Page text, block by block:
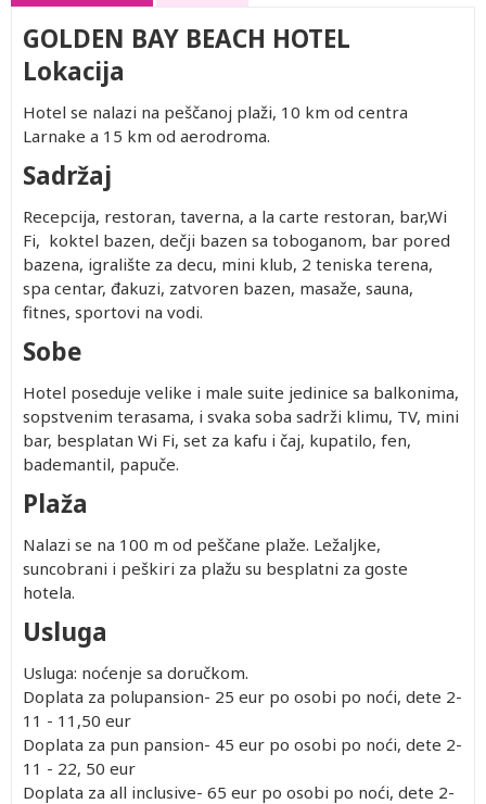
GOLDEN BAY BEACH HOTEL
Lokacija
Hotel se nalazi na peščanoj plaži, 10 km od centra
Larnake a 15 km od aerodroma.
Sadržaj
Recepcija, restoran, taverna, a la carte restoran, bar,Wi
Fi, koktel bazen, dečji bazen sa toboganom, bar pored
bazena, igralište za decu, mini klub, 2 teniska terena,
spa centar, đakuzi, zatvoren bazen, masaže, sauna,
fitnes, sportovi na vodi.
Sobe
Hotel poseduje velike i male suite jedinice sa balkonima,
sopstvenim terasama, i svaka soba sadrži klimu, TV, mini
bar, besplatan Wi Fi, set za kafu i čaj, kupatilo, fen,
bademantil, papuče.
Plaža
Nalazi se na 100 m od peščane plaže. Ležaljke,
suncobrani i peškiri za plažu su besplatni za goste
hotela.
Usluga
Usluga: noćenje sa doručkom.
Doplata za polupansion- 25 eur po osobi po noći, dete 2-
11 - 11,50 eur
Doplata za pun pansion- 45 eur po osobi po noći, dete 2-
11 - 22, 50 eur
Doplata za all inclusive- 65 eur po osobi po noći, dete 2-